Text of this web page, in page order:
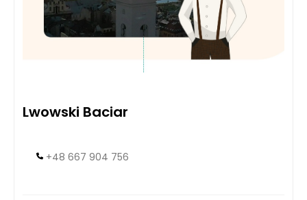
Lwowski Baciar
+48 667 904 756